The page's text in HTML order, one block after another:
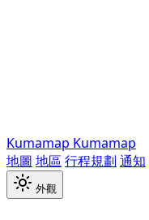
Kumamap Kumamap
地圖 地區 行程規劃 通知
外觀